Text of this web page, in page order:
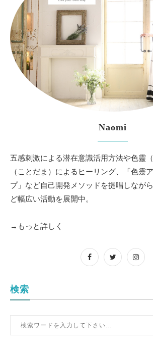
Naomi
五感刺激による潜在意識活用方法や色靈
（ことだま）によるヒーリング、「色靈
プ」など自己開発メソッドを提唱しなが
ど幅広い活動を展開中。
→もっと詳しく
検索